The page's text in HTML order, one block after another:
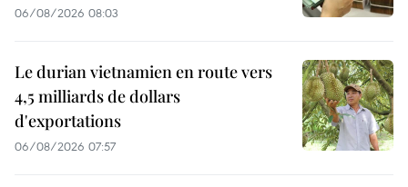
06/08/2026 08:03
Le durian vietnamien en route vers
4,5 milliards de dollars
d'exportations
06/08/2026 07:57